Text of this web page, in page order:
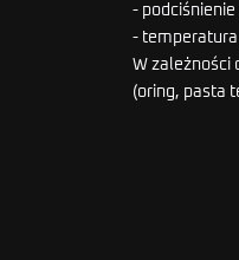
-
- temperatura
W zależności
(oring, pasta